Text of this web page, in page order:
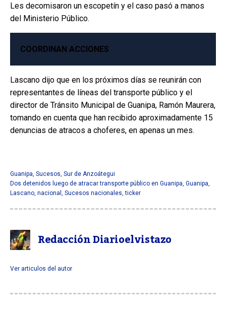
Les decomisaron un escopetín y el caso pasó a manos
del Ministerio Público.
COORDINAN ACCIONES
Lascano dijo que en los próximos días se reunirán con
representantes de líneas del transporte público y el
director de Tránsito Municipal de Guanipa, Ramón Maurera,
tomando en cuenta que han recibido aproximadamente 15
denuncias de atracos a choferes, en apenas un mes.
Guanipa, Sucesos, Sur de Anzoátegui
Dos detenidos luego de atracar transporte público en Guanipa, Guanipa,
Lascano, nacional , Sucesos nacionales,ticker
Redacción Diarioelvistazo
Ver articulos del autor